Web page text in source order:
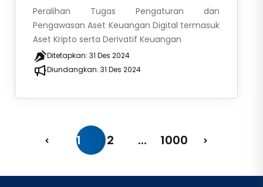
Peralihan Tugas Pengaturan dan
Pengawasan Aset Keuangan Digital termasuk
Aset Kripto serta Derivatif Keuangan
Ditetapkan: 31 Des 2024
Diundangkan: 31 Des 2024
1 2 ... 1000